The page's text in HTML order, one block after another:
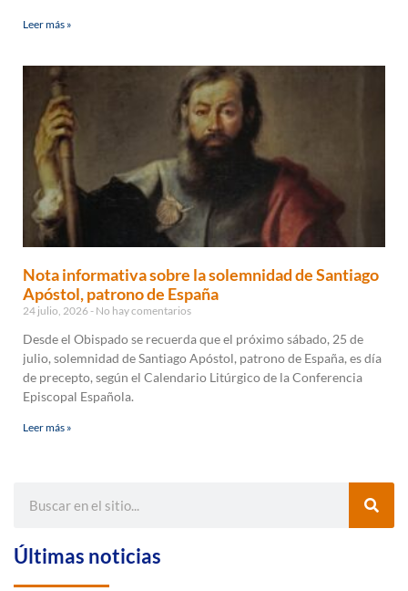
Leer más »
Nota informativa sobre la solemnidad de Santiago
Apóstol, patrono de España
24 julio, 2026 No hay comentarios
Desde el Obispado se recuerda que el próximo sábado, 25 de
julio, solemnidad de Santiago Apóstol, patrono de España, es día
de precepto, según el Calendario Litúrgico de la Conferencia
Episcopal Española.
Leer más »
Últimas noticias